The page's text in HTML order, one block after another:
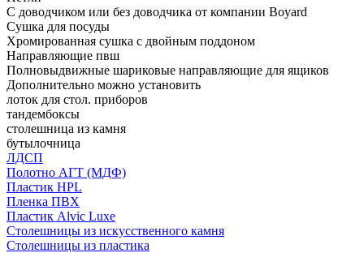
С доводчиком или без доводчика от компании Boyard
Сушка для посуды
Хромированная сушка с двойным поддоном
Направляющие пвш
Полновыдвижные шариковые направляющие для ящиков
Дополнительно можно установить
лоток для стол. приборов
тандембоксы
столешница из камня
бутылочница
ЛДСП
Полотно АГТ (МДФ)
Пластик HPL
Пленка ПВХ
Пластик Alvic Luxe
Столешницы из искусственного камня
Столешницы из пластика